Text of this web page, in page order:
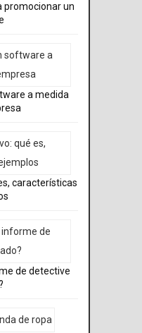
promocionar un
a medida
características
de detective